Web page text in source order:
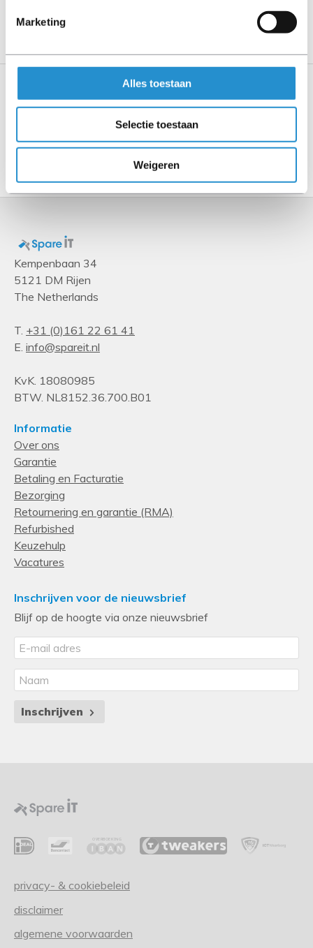
Marketing
Alles toestaan
Selectie toestaan
Weigeren
om gegevensbescherming, gaat veiligheid boven alles.
Tape heeft bewezen een betrouwbaar medium te zijn en
tegenwoordig
aangegeven.
Specificaties
Kempenbaan 34
5121 DM Rijen
The Netherlands
T. +31 (0)161 22 61 41
E. info@spareit.nl
KvK. 18080985
BTW. NL8152.36.700.B01
Informatie
Over ons
Garantie
Betaling en Facturatie
Bezorging
Retournering en garantie (RMA)
Refurbished
Keuzehulp
Vacatures
Inschrijven voor de nieuwsbrief
Blijf op de hoogte via onze nieuwsbrief
Inschrijven
privacy- & cookiebeleid
disclaimer
algemene voorwaarden